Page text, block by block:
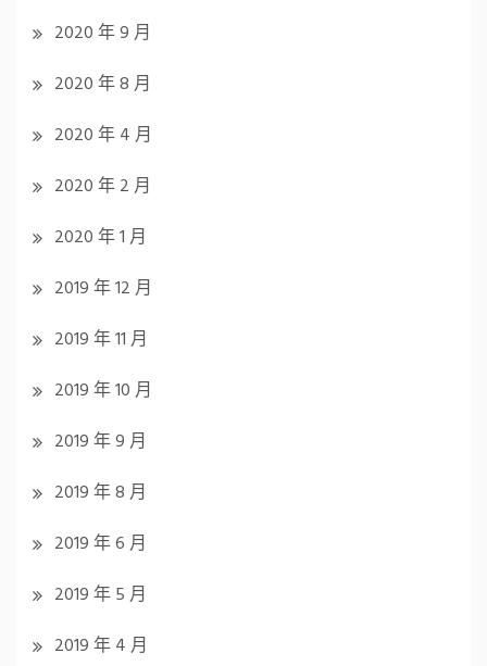
2020 年 9 月
2020 年 8 月
2020 年 4 月
2020 年 2 月
2020 年 1 月
2019 年 12 月
2019 年 11 月
2019 年 10 月
2019 年 9 月
2019 年 8 月
2019 年 6 月
2019 年 5 月
2019 年 4 月